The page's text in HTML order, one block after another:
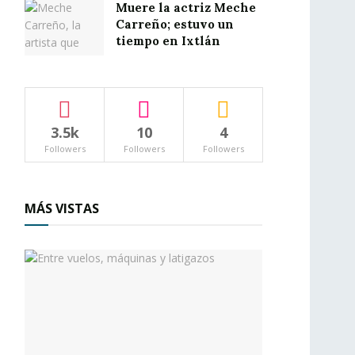
Muere la actriz Meche
Carreño; estuvo un
tiempo en Ixtlán
3.5k
Followers
10
Followers
4
Followers
MÁS VISTAS